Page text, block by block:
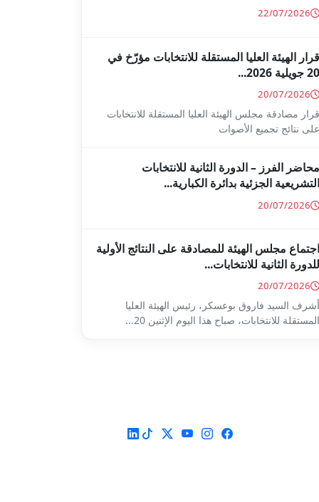
22/07/2026
قرار الهيئة العليا المستقلة للانتخابات مؤرّخ في
20 جويلية 2026...
20/07/2026
قرار مصادقة مجلس الهيئة العليا المستقلة للانتخابات
على نتائج تجميع الأصوات
محاضر الفرز – الدورة الثانية للانتخابات
التشريعية الجزئية بدائرة الكبارية...
20/07/2026
اجتماع مجلس الهيئة للمصادقة على النتائج الأولية
للدورة الثانية للانتخابات...
20/07/2026
أشرف السيد فاروق بوعسكر، رئيس الهيئة العليا
المستقلة للانتخابات، صباح هذا اليوم الإثنين 20...